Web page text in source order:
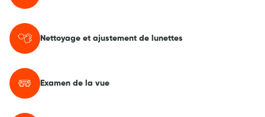
Nettoyage et ajustement de lunettes
Examen de la vue